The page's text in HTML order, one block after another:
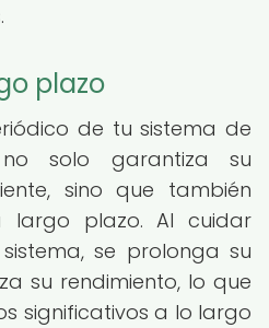
plazo
de tu sistema de
solo garantiza su
sino que también
largo plazo. Al cuidar
se prolonga su
su rendimiento, lo que
significativos a lo largo